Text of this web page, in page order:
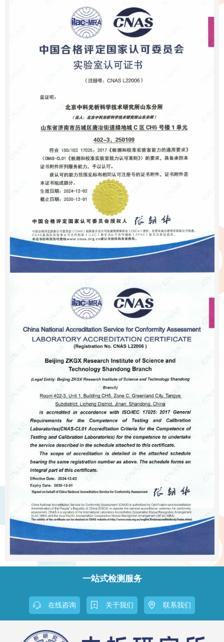
一站式检测服务
在线咨询 关于我们 联系我们